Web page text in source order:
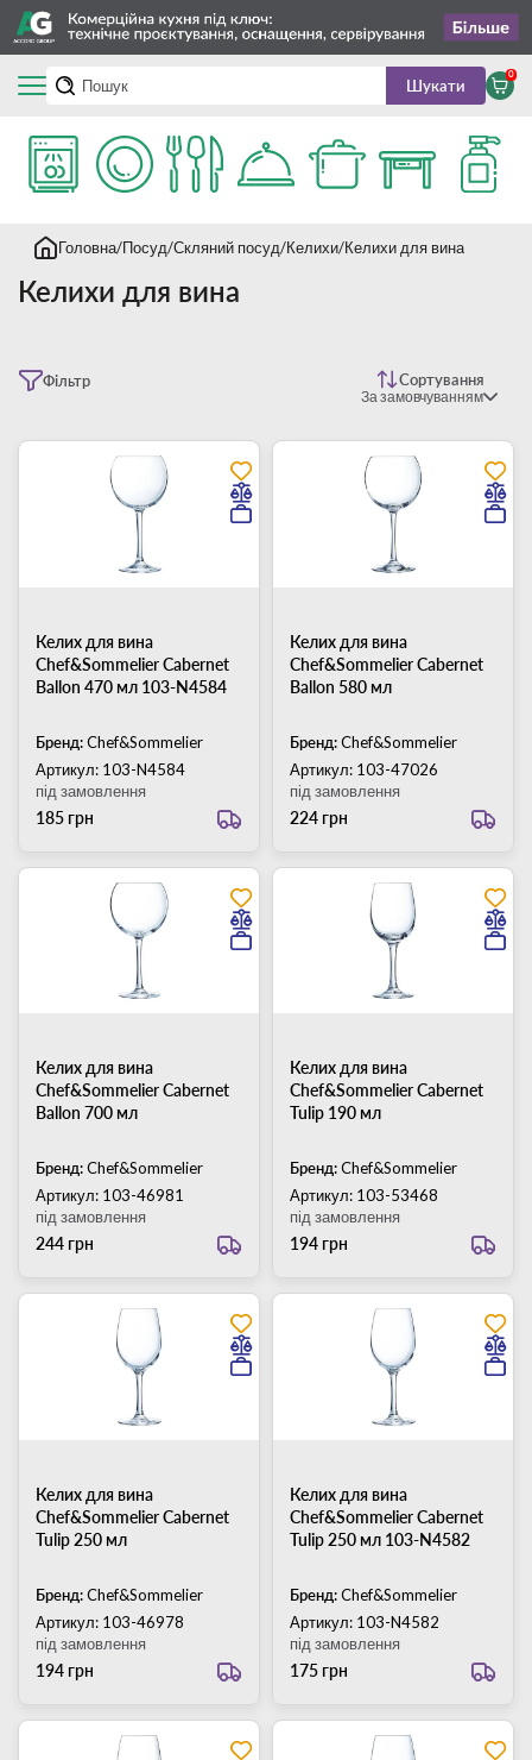
Шукати
0
Головна Посуд Скляний посуд Келихи Келихи для вина
Келихи для вина
Фільтр Сортування
За замовчуванням
Келих для вина
Chef&Sommelier Cabernet
Ballon 470 мл 103-N4584
Бренд:Chef&Sommelier
Артикул: 103-N4584
185 грн
під замовлення
Келих для вина
Chef&Sommelier Cabernet
Ballon 580 мл
Бренд:Chef&Sommelier
Артикул: 103-47026
224 грн
під замовлення
Келих для вина
Chef&Sommelier Cabernet
Ballon 700 мл
Бренд:Chef&Sommelier
Артикул: 103-46981
244 грн
під замовлення
Келих для вина
Chef&Sommelier Cabernet
Tulip 190 мл
Бренд:Chef&Sommelier
Артикул: 103-53468
194 грн
під замовлення
Келих для вина
Chef&Sommelier Cabernet
Tulip 250 мл
Бренд:Chef&Sommelier
Артикул: 103-46978
194 грн
під замовлення
Келих для вина
Chef&Sommelier Cabernet
Tulip 250 мл 103-N4582
Бренд:Chef&Sommelier
Артикул: 103-N4582
175 грн
під замовлення